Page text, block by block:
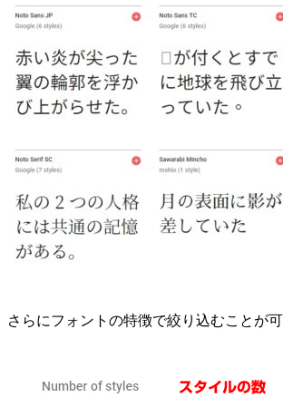
さらにフォントの特徴で絞り込むことが可